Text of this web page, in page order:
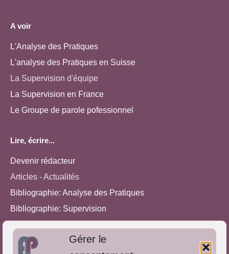
Gérer le
A voir
L'Analyse des Pratiques
L'analyse des Pratiques en Suisse
La Supervision d'équipe
La Supervision en France
Le Groupe de parole pofessionnel
Lire, écrire...
Devenir rédacteur
Articles - Actualités
Bibliographie: Analyse des Pratiques
Bibliographie: Supervision
Approches de l'Analyse des pratiques